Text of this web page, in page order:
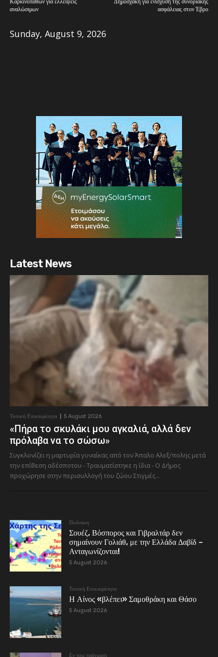
αναλώσιμων
ασφάλειας στον Έβρο
Sunday, August 9, 2026
Latest News
Τοπική Επικαιρότητα 5 August 2026
«Πήρα το σκυλάκι μου αγκαλιά, αλλά δεν
πρόλαβα να το σώσω»
Συγκλονίζει η μαρτυρία γυναίκας από τον Άπαλο Αλεξ/πολης μετά
την επίθεση αδέσποτου - Τραυματίστηκε η ίδια - Ο Δήμος
προχώρησε στην περισυλλογή του ζώου Στιγμές...
Πολιτικη
Σουέζ, Βόσπορος και Γιβραλτάρ δεν
σημαίνουν Γολιάθ, με την Ελλάδα Δαβίδ –
Ανταγωνίζονται!
5 August 2026
Τοπική Επικαιρότητα
Η Αίνος «βλέπει» Σαμοθράκη και Θάσο
5 August 2026
Εν τοις πράγμασι